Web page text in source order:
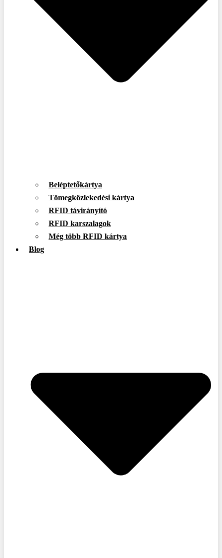
Beléptetőkártya
Tömegközlekedési kártya
RFID távirányító
RFID karszalagok
Még több RFID kártya
Blog